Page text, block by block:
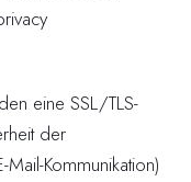
eine SSL/TLS-
der
Kommunikation)